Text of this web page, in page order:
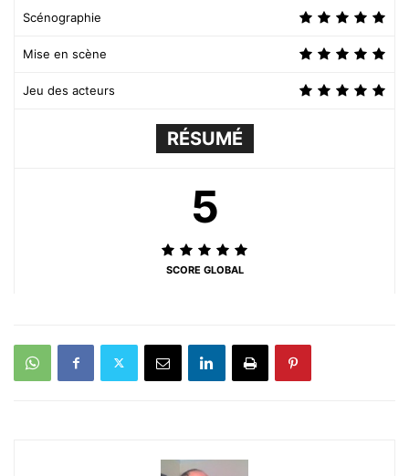
Scénographie
Mise en scène
Jeu des acteurs
RÉSUMÉ
5
SCORE GLOBAL